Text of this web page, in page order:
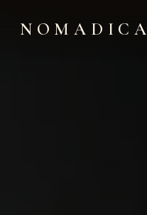
NOMADICA